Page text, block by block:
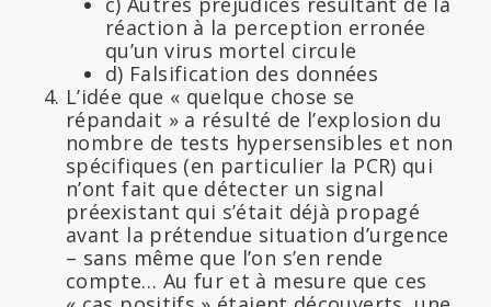
réaction à la perception erronée
qu’un virus mortel circule
d) Falsification des données
L’idée que « quelque chose se
répandait » a résulté de l’explosion du
nombre de tests hypersensibles et non
spécifiques (en particulier la PCR) qui
n’ont fait que détecter un signal
préexistant qui s’était déjà propagé
avant la prétendue situation d’urgence
– sans même que l’on s’en rende
compte… Au fur et à mesure que ces